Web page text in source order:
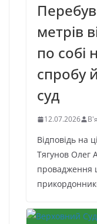
метрів
по собі
спробу
суд
12.07.2026
Відповідь на
Тягунов Олег
провадження